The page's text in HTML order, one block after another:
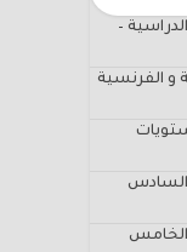
–
و الفرنسية
السادس
الخامس